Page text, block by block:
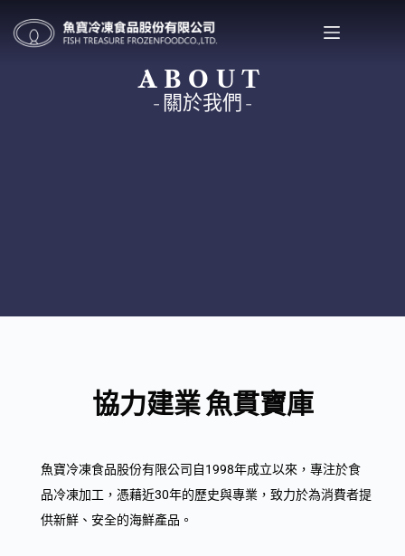
ABOUT
- 關於我們 -
協力建業 魚貫寶庫
魚寶冷凍食品股份有限公司自1998年成立以來，專注於食
品冷凍加工，憑藉近30年的歷史與專業，致力於為消費者提
供新鮮、安全的海鮮產品。